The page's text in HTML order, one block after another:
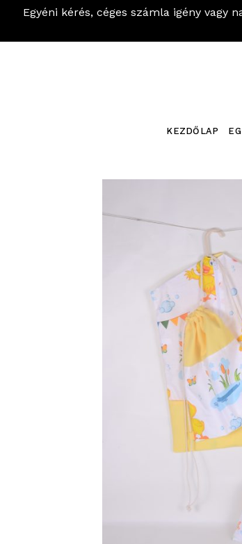
Egyéni kérés, céges számla igény vagy
KEZDŐLAP